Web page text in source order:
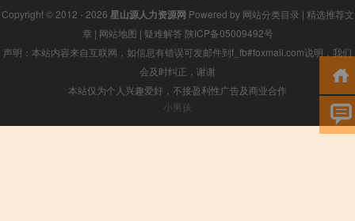
Copyright © 2012 - 2026 星山源人力资源网 Powered by 网站分类目录 | 精选推荐文
章 | 网站地图 | 疑难解答 陕ICP备05009492号
声明：本站内容来自互联网，如信息有错误可发邮件到f_fb#foxmail.com说明，我们
会及时纠正，谢谢
本站仅为个人兴趣爱好，不接盈利性广告及商业合作
小男孩